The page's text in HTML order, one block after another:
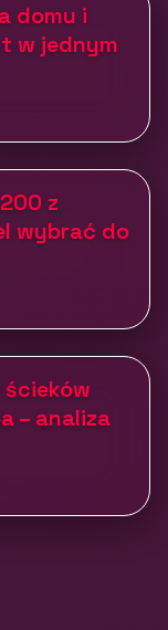
domu i
w jednym
z
wybrać do
– analiza